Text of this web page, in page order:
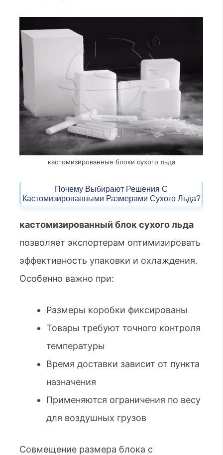
кастомизированные блоки сухого льда
Почему Выбирают Решения С
Кастомизированными Размерами Сухого Льда?
кастомизированный блок сухого льда
позволяет экспортерам оптимизировать
эффективность упаковки и охлаждения.
Особенно важно при:
Размеры коробки фиксированы
Товары требуют точного контроля
температуры
Время доставки зависит от пункта
назначения
Применяются ограничения по весу
для воздушных грузов
Совмещение размера блока с